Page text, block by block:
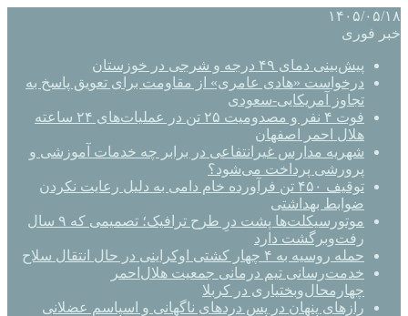
۱۴۰۵/۰۵/۱۸
خبر فوری
پیش‌بینی دمای ۴۹ درجه و شرجی در خوزستان
درخواست «هادی عامری» از مقاومت برای تعویق پاسخ به
تجاوز آمریکایی-سعودی
فوت ۴ نفر و مصدومیت ۲۵ تن در عملیات‌های ۲۴ ساعته
هلال احمر اصفهان
شهریه مدارس غیرانتفاعی در برابر چه خدمات آموزشی و
پرورشی پرداخت می‌شود؟
توقیف ۴۵۰ تن فرآورده خام دامی به دلیل رعایت نکردن
ضوابط بهداشتی
موتورسیکلت‌ها پشت درِ طرح ترافیک؛ تصمیمی که ۹ سال
رفت‌وبرگشت دارد
حمله روسیه به ۴ چهار کشتی اوکراینی در حال انتقال سلاح
خدمت‌رسانی تیم درمانی جمعیت هلال‌احمر
چهارمحال‌وبختیاری در کربلا
رازهای پنهان در پس دردهای ناگهانی و اسپاسم عضلانی